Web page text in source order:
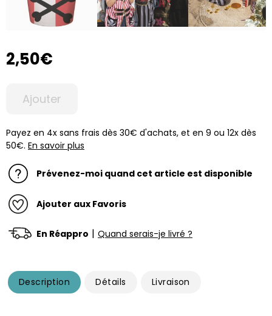
2,50€
Ajouter
Payez en 4x sans frais dès 30€ d'achats, et en 9 ou 12x dès
50€. En savoir plus
Prévenez-moi quand cet article est disponible
Ajouter aux Favoris
En Réappro | Quand serais-je livré ?
Description Détails Livraison